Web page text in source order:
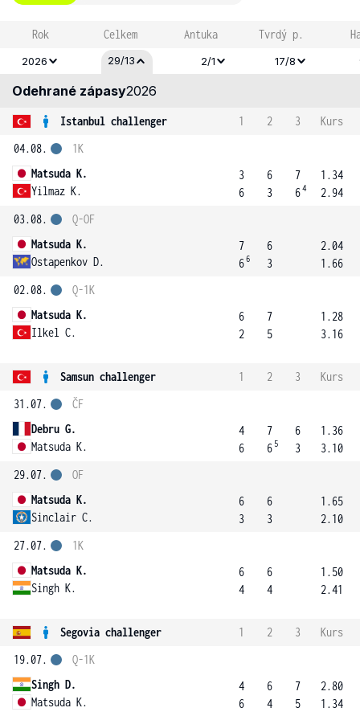
Rok Celkem Antuka Tvrdý p.
2026 29/13 2/1 17/8
Odehrané zápasy2026
Istanbul challenger 1 2 3
Kurs
04.08.
Matsuda K.
Yilmaz K.
1K
3
6
6
3
7
64
1.34
2.94
03.08.
Matsuda K.
Ostapenkov D.
Q-OF
7
66
6
3
2.04
1.66
02.08.
Matsuda K.
Ilkel C.
Q-1K
6
2
7
5
1.28
3.16
Samsun challenger 1 2 3
Kurs
31.07.
Debru G.
Matsuda K.
ČF
4
6
7
6 5
6
3
1.36
3.10
29.07.
Matsuda K.
Sinclair C.
OF
6
3
6
3
1.65
2.10
27.07.
Matsuda K.
Singh K.
1K
6
4
6
4
1.50
2.41
Segovia challenger 1 2 3
Kurs
19.07.
Singh D.
Matsuda K.
Q-1K
4
6
6
4
7
5
2.80
1.34